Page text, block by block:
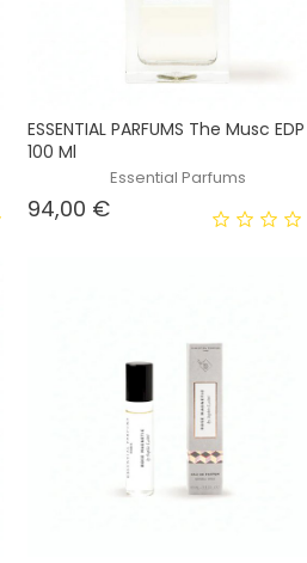
ESSENTIAL PARFUMS The Musc EDP
100 Ml
Essential Parfums
94,00 €Prezzo